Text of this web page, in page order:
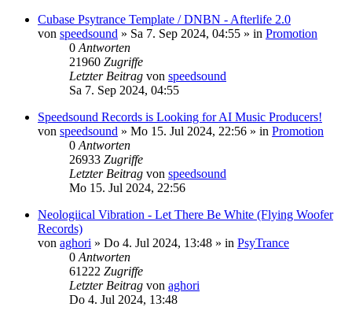
Cubase Psytrance Template / DNBN - Afterlife 2.0
von speedsound » Sa 7. Sep 2024, 04:55 » in Promotion
0 Antworten
21960 Zugriffe
Letzter Beitrag von speedsound
Sa 7. Sep 2024, 04:55
Speedsound Records is Looking for AI Music Producers!
von speedsound » Mo 15. Jul 2024, 22:56 » in Promotion
0 Antworten
26933 Zugriffe
Letzter Beitrag von speedsound
Mo 15. Jul 2024, 22:56
Neologiical Vibration - Let There Be White (Flying Woofer
Records)
von aghori » Do 4. Jul 2024, 13:48 » in PsyTrance
0 Antworten
61222 Zugriffe
Letzter Beitrag von aghori
Do 4. Jul 2024, 13:48